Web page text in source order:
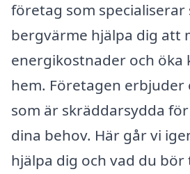
företag som specialiserar
bergvärme hjälpa dig att
energikostnader och
hem. Företagen
som är skräddarsydda
dina behov. Här går vi
hjälpa dig och vad du bör